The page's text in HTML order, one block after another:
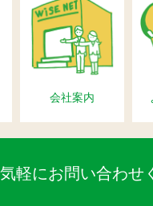
会社案内
軽にお問い合わせ